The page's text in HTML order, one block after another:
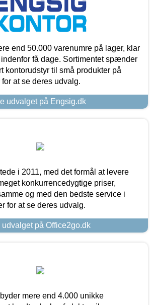
end 50.000 varenumre på lager, klar
få dage. Sortimentet spænder
kontorudstyr til små produkter på
at se deres udvalg.
udvalget på Engsig.dk
i 2011, med det formål at levere
konkurrencedygtige priser,
og med den bedste service i
for at se deres udvalg.
udvalget på Office2go.dk
mere end 4.000 unikke